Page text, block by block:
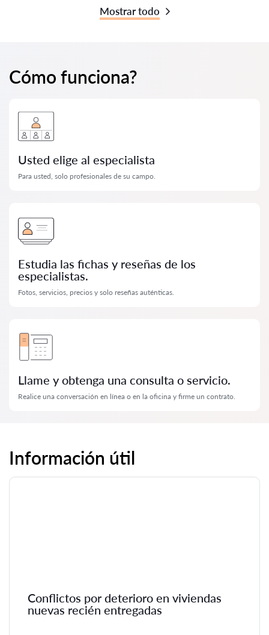
Mostrar todo
Cómo funciona?
Usted elige al especialista
Para usted, solo profesionales de su campo.
Estudia las fichas y reseñas de los
especialistas.
Fotos, servicios, precios y solo reseñas auténticas.
Llame y obtenga una consulta o servicio.
Realice una conversación en línea o en la oficina y firme un contrato.
Información útil
Conflictos por deterioro en viviendas
nuevas recién entregadas